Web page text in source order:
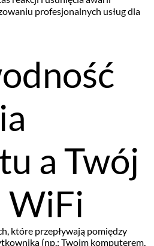
profesjonalnych usług dla
a Twój
WiFi
które przepływają pomiędzy
(np.: Twoim komputerem,